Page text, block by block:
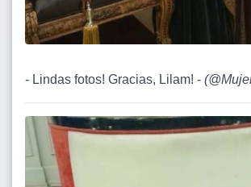
- Lindas fotos! Gracias, Lilam! - (